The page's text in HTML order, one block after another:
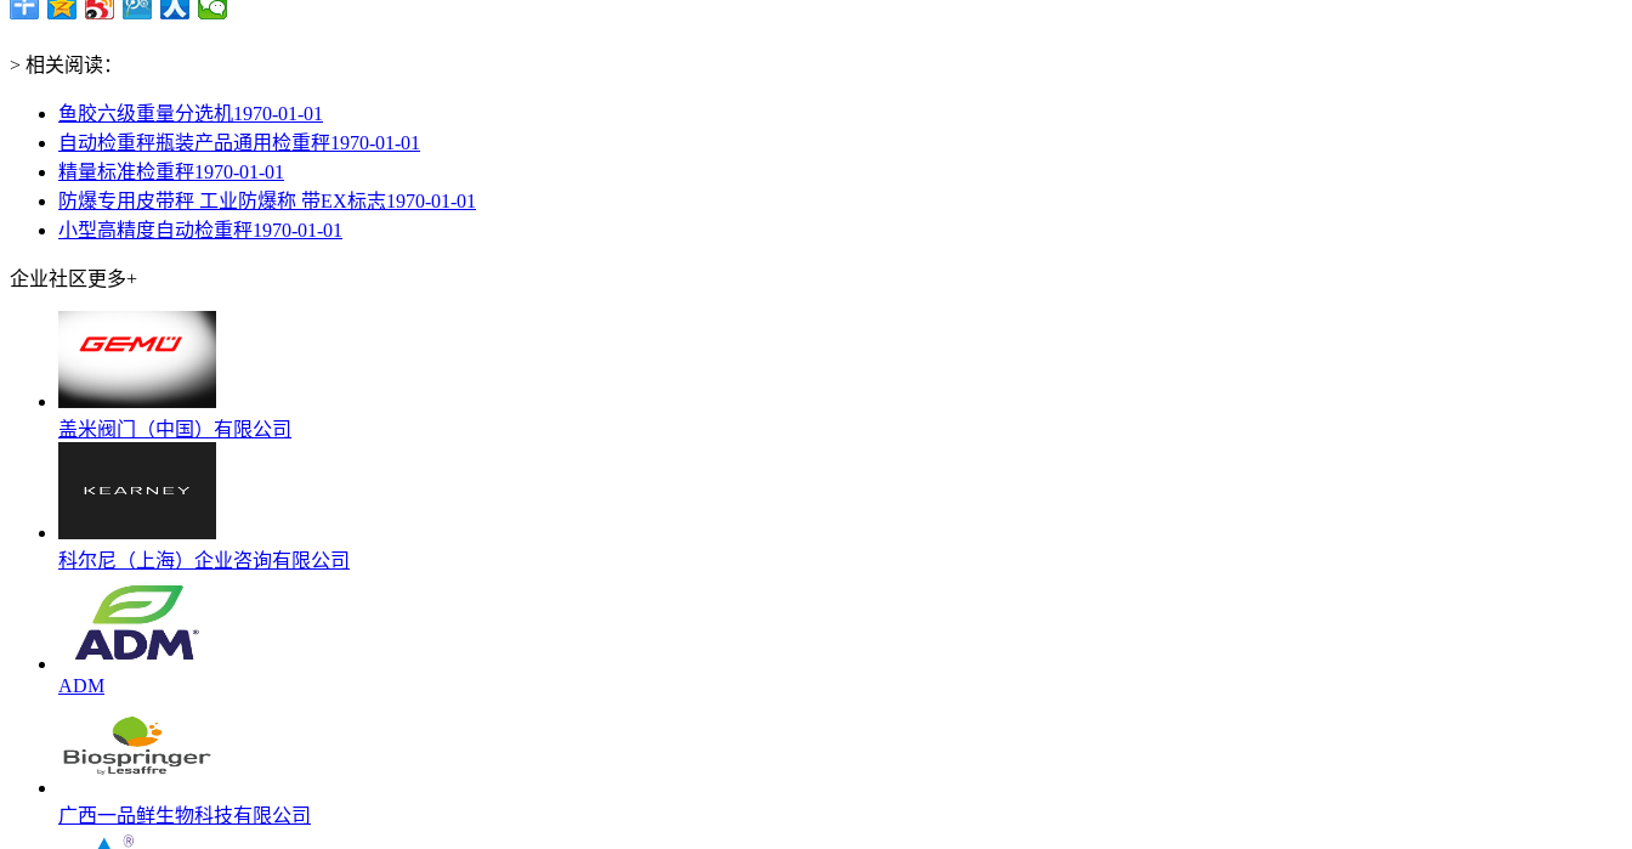
> 相关阅读：
鱼胶六级重量分选机1970-01-01
自动检重秤瓶装产品通用检重秤1970-01-01
精量标准检重秤1970-01-01
防爆专用皮带秤 工业防爆称 带EX标志1970-01-01
小型高精度自动检重秤1970-01-01
企业社区更多+
盖米阀门（中国）有限公司
科尔尼（上海）企业咨询有限公司
ADM
广西一品鲜生物科技有限公司